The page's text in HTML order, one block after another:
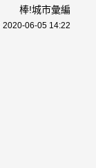
棒!城市彙編
2020-06-05 14:22